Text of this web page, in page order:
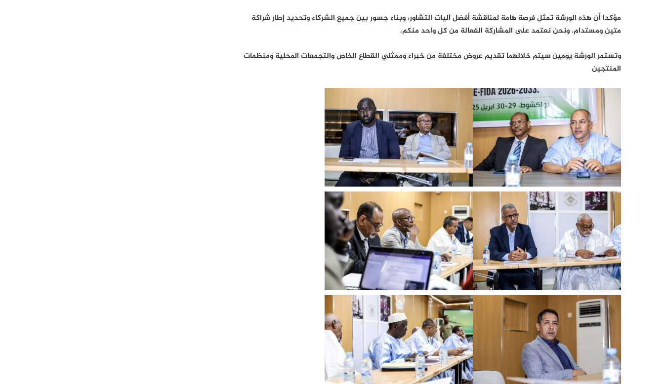
مؤكدا أن هذه الورشة تمثل فرصة هامة لمناقشة أفضل آليات التشاور، وبناء جسور بين جميع الشركاء وتحديد إطار شراكة
متين ومستدام. ونحن نعتمد على المشاركة الفعالة من كل واحد منكم.
وتستمر الورشة يومين سيتم خلالهما تقديم عروض مختلفة من خبراء وممثلي القطاع الخاص والتجمعات المحلية ومنظمات
المنتجين